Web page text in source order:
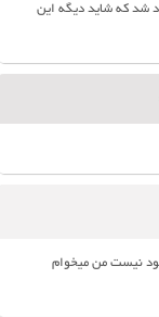
شد که شاید دیگه این
نیست من میخوام